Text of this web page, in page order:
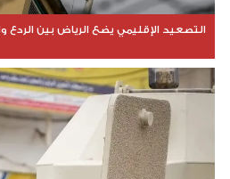
التصعيد الإقليمي يضع الرياض بين الردع